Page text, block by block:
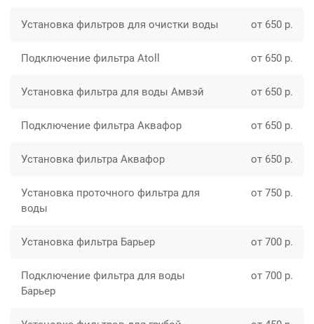
Установка фильтров для очистки воды от 650 р.
Подключение фильтра Atoll от 650 р.
Установка фильтра для воды Амвэй от 650 р.
Подключение фильтра Аквафор от 650 р.
Установка фильтра Аквафор от 650 р.
Установка проточного фильтра для
воды
от 750 р.
Установка фильтра Барьер от 700 р.
Подключение фильтра для воды
Барьер
от 700 р.